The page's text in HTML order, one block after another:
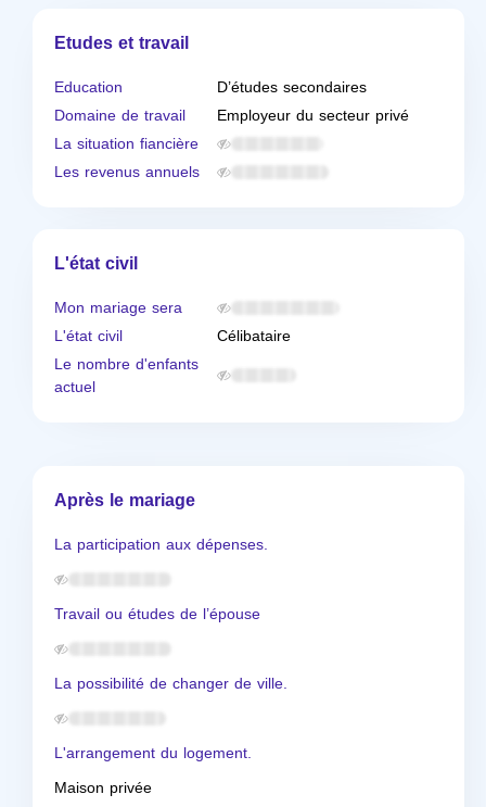
Etudes et travail
Education
D’études secondaires
Domaine de travail
Employeur du secteur privé
La situation fiancière
Les revenus annuels
L'état civil
Mon mariage sera
L'état civil
Célibataire
Le nombre d'enfants
actuel
Après le mariage
La participation aux dépenses.
Travail ou études de l’épouse
La possibilité de changer de ville.
L'arrangement du logement.
Maison privée